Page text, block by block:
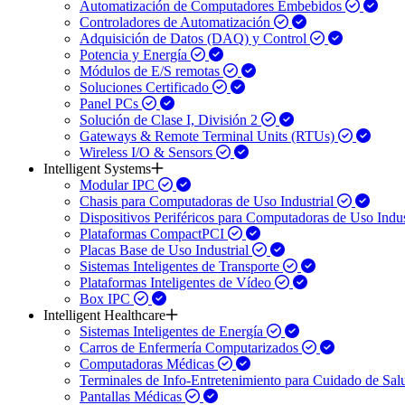
Automatización de Computadores Embebidos
Controladores de Automatización
Adquisición de Datos (DAQ) y Control
Potencia y Energía
Módulos de E/S remotas
Soluciones Certificado
Panel PCs
Solución de Clase I, División 2
Gateways & Remote Terminal Units (RTUs)
Wireless I/O & Sensors
Intelligent Systems
Modular IPC
Chasis para Computadoras de Uso Industrial
Dispositivos Periféricos para Computadoras de Uso
Plataformas CompactPCI
Placas Base de Uso Industrial
Sistemas Inteligentes de Transporte
Plataformas Inteligentes de Vídeo
Box IPC
Intelligent Healthcare
Sistemas Inteligentes de Energía
Carros de Enfermería Computarizados
Computadoras Médicas
Terminales de Info-Entretenimiento para Cuidado de
Pantallas Médicas